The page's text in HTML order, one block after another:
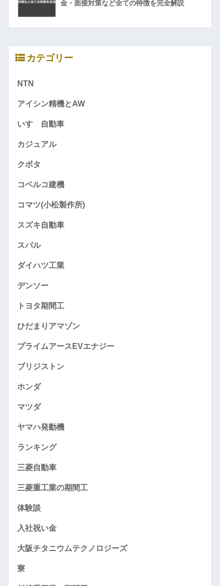
金・面接対策など全ての特徴を完全解説
カテゴリー
NTN
アイシン精機とAW
いすゞ自動車
カジュアル
クボタ
コベルコ建機
コマツ(小松製作所)
スズキ自動車
スバル
ダイハツ工業
デンソー
トヨタ期間工
ひだまりアマゾン
プライムアースEVエナジー
ブリジストン
ホンダ
マツダ
ヤマハ発動機
ランキング
三菱自動車
三菱重工業の期間工
体験談
入社祝い金
大阪チタニウムテクノロジーズ
寮